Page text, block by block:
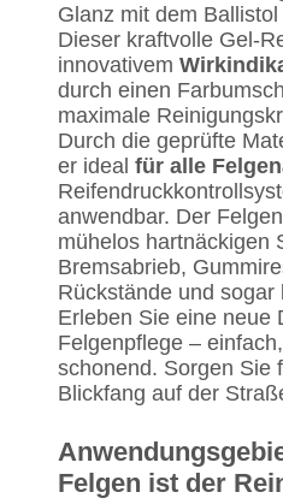
Glanz mit dem
Dieser kraftvolle Gel-
innovativem
durch einen
maximale
Durch die geprüfte
er ideal für alle
anwendbar. Der
mühelos hartnäckigen
Bremsabrieb,
Rückstände und sogar
Erleben Sie eine neue
Felgenpflege –
schonend. Sorgen Sie
Blickfang auf der
Felgen ist der